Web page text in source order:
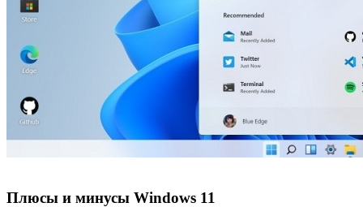
Плюсы и минусы Windows 11